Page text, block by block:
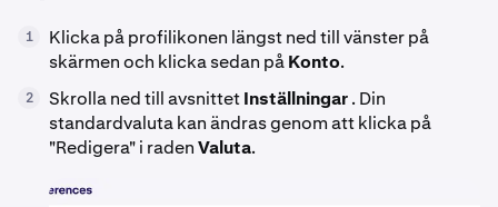
1
Klicka på profilikonen längst ned till vänster på
skärmen och klicka sedan påKonto.
2 Skrolla ned till avsnittetInställningar. Din
standardvaluta kan ändras genom att klicka på
"Redigera" i radenValuta.